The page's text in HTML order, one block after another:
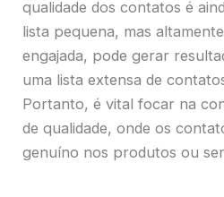
qualidade dos contatos é
lista pequena, mas
engajada, pode gerar
uma lista extensa de
Portanto, é vital focar na
de qualidade, onde os
genuíno nos produtos ou